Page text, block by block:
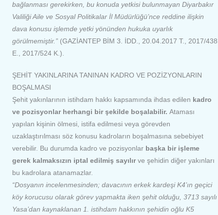
bağlanması gerekirken, bu konuda yetkisi bulunmayan Diyarbakır
Valiliği Aile ve Sosyal Politikalar İl Müdürlüğü’nce reddine ilişkin
dava konusu işlemde yetki yönünden hukuka uyarlık
görülmemiştir.” (GAZİANTEP BİM 3. İDD., 20.04.2017 T., 2017/438
E., 2017/524 K.).
ŞEHİT YAKINLARINA TANINAN KADRO VE POZİZYONLARIN
BOŞALMASI
Şehit yakınlarının istihdam hakkı kapsamında ihdas edilen kadro
ve pozisyonlar herhangi bir şekilde boşalabilir. Ataması
yapılan kişinin ölmesi, istifa edilmesi veya görevden
uzaklaştırılması söz konusu kadroların boşalmasına sebebiyet
verebilir. Bu durumda kadro ve pozisyonlar başka bir işleme
gerek kalmaksızın iptal edilmiş sayılırve şehidin diğer yakınları
bu kadrolara atanamazlar.
“Dosyanın incelenmesinden; davacının erkek kardeşi K4’ın geçici
köy korucusu olarak görev yapmakta iken şehit olduğu, 3713 sayılı
Yasa’dan kaynaklanan 1. istihdam hakkının şehidin oğlu K5